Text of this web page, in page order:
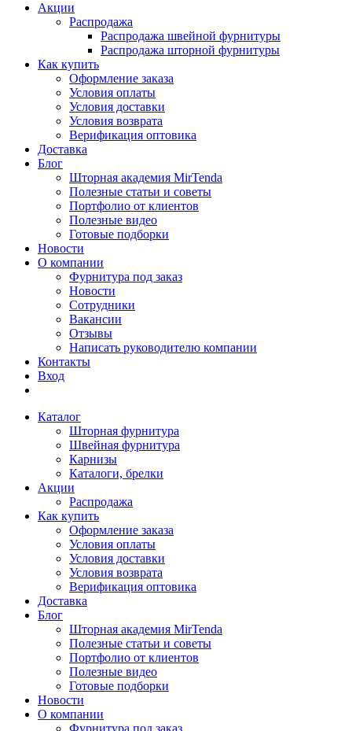
Акции
Распродажа
Распродажа швейной фурнитуры
Распродажа шторной фурнитуры
Как купить
Оформление заказа
Условия оплаты
Условия доставки
Условия возврата
Верификация оптовика
Доставка
Блог
Шторная академия MirTenda
Полезные статьи и советы
Портфолио от клиентов
Полезные видео
Готовые подборки
Новости
О компании
Фурнитура под заказ
Новости
Сотрудники
Вакансии
Отзывы
Написать руководителю компании
Контакты
Вход
Каталог
Шторная фурнитура
Швейная фурнитура
Карнизы
Каталоги, брелки
Акции
Распродажа
Как купить
Оформление заказа
Условия оплаты
Условия доставки
Условия возврата
Верификация оптовика
Доставка
Блог
Шторная академия MirTenda
Полезные статьи и советы
Портфолио от клиентов
Полезные видео
Готовые подборки
Новости
О компании
Фурнитура под заказ